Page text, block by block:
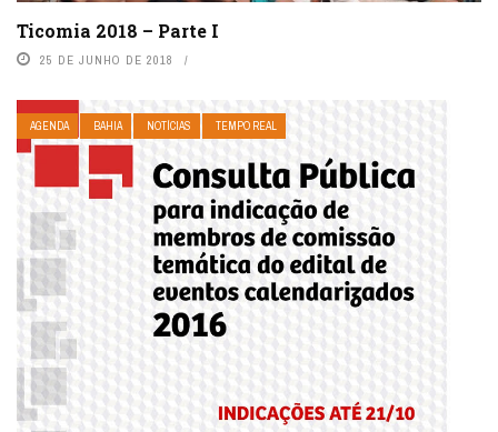
Ticomia 2018 – Parte I
25 DE JUNHO DE 2018
AGENDA BAHIA NOTÍCIAS TEMPO REAL